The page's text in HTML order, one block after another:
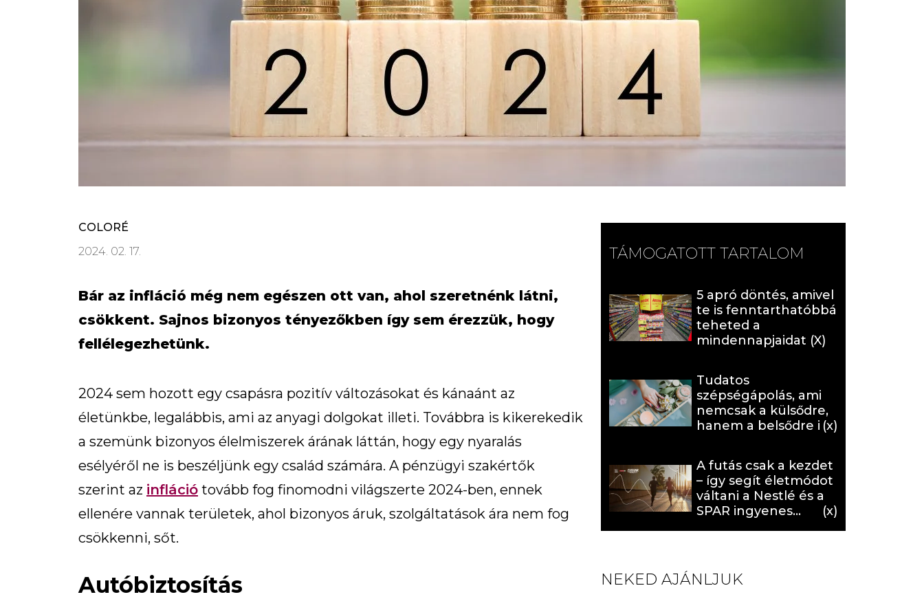
COLORÉ
2024. 02. 17.
Bár az infláció még nem egészen ott van, ahol szeretnénk látni,
csökkent. Sajnos bizonyos tényezőkben így sem érezzük, hogy
fellélegezhetünk.
2024 sem hozott egy csapásra pozitív változásokat és kánaánt az
életünkbe, legalábbis, ami az anyagi dolgokat illeti. Továbbra is kikerekedik
a szemünk bizonyos élelmiszerek árának láttán, hogy egy nyaralás
esélyéről ne is beszéljünk egy család számára. A pénzügyi szakértők
szerint az infláció tovább fog finomodni világszerte 2024-ben, ennek
ellenére vannak területek, ahol bizonyos áruk, szolgáltatások ára nem fog
csökkenni, sőt.
Autóbiztosítás
TÁMOGATOTT TARTALOM
5 apró döntés, amivel
te is fenntarthatóbbá
teheted a
mindennapjaidat (X)
Tudatos
szépségápolás, ami
nemcsak a külsődre,
hanem a belsődre is
A futás csak a kezdet
– így segít életmódot
váltani a Nestlé és a
SPAR ingyenes
NEKED AJÁNLJUK